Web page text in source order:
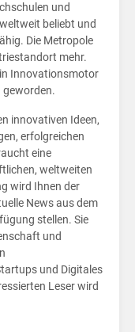
und
beliebt und
Die Metropole
mehr.
Innovationsmotor
innovativen Ideen,
erfolgreichen
eine
weltweiten
wird Ihnen der
News aus dem
stellen. Sie
und
und Digitales
Leser wird